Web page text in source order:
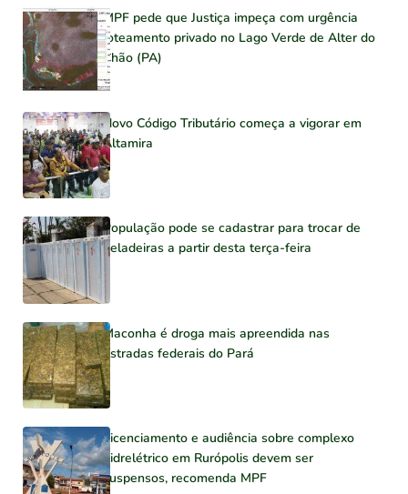
MPF pede que Justiça impeça com urgência
loteamento privado no Lago Verde de Alter do
Chão (PA)
Novo Código Tributário começa a vigorar em
Altamira
População pode se cadastrar para trocar de
geladeiras a partir desta terça-feira
Maconha é droga mais apreendida nas
estradas federais do Pará
Licenciamento e audiência sobre complexo
hidrelétrico em Rurópolis devem ser
suspensos, recomenda MPF